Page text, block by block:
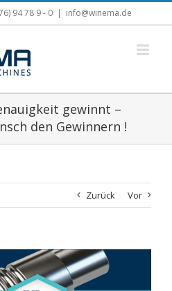
94 78 9 - 0 | info@winema.de
gewinnt –
den Gewinnern !
Zurück Vor